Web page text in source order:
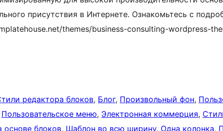
присутствия в Интернете. Ознакомьтесь с
themes/business-consulting-wordpress-
редактора блоков, Блог, Произвольный фон,
Пользовательское меню, Электронная коммерция,
основе блоков, Шаблон во всю ширину, Одна колонка,